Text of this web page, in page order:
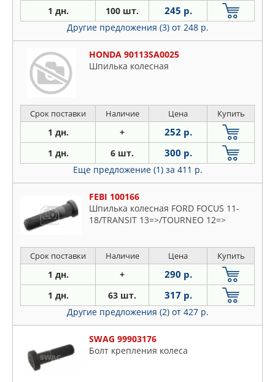
1 дн. 100 шт. 245 р.
Другие предложения (3) от 248 р.
HONDA 90113SA0025
Шпилька колесная
Срок поставки Наличие Цена Купить
1 дн. + 252 р.
1 дн. 6 шт. 300 р.
Еще предложение (1) за 411 р.
FEBI 100166
Шпилька колесная FORD FOCUS 11-
18/TRANSIT 13=>/TOURNEO 12=>
Срок поставки Наличие Цена Купить
1 дн. + 290 р.
1 дн. 63 шт. 317 р.
Другие предложения (2) от 427 р.
SWAG 99903176
Болт крепления колеса